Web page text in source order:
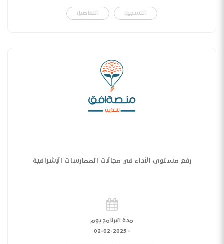
التسجيل التفاصيل
رفع مستوى الأداء في مجالات الممارسات الإشرافية
مدة البرنامج يوم
-
02-02-2025